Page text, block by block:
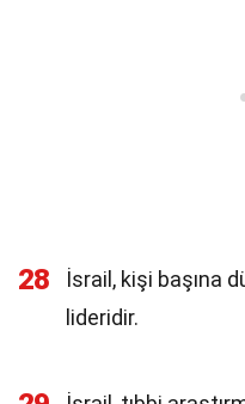
28
İsrail, kişi başına
lideridir.